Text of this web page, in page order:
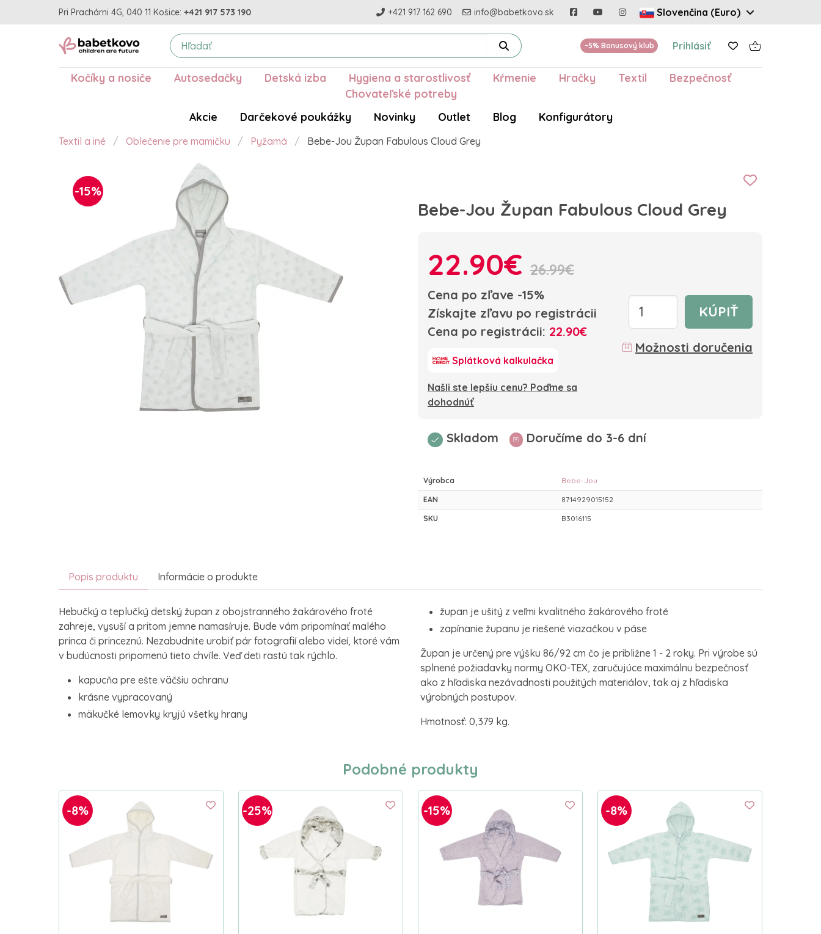
Pri Prachárni 4G, 040 11 Košice: +421 917 573 190 +421 917 162 690 info@babetkovo.sk Slovenčina (Euro)
-5% Bonusový klub Prihlásiť
Kočíky a nosiče Autosedačky Detská izba Hygiena a starostlivosť Kŕmenie Hračky Textil
Bezpečnosť
Chovateľské potreby
Akcie
Darčekové poukážky Novinky Outlet Blog Konfigurátory
Textil a iné Oblečenie pre mamičku Pyžamá Bebe-Jou Župan Fabulous Cloud Grey
-15%
Bebe-Jou Župan Fabulous Cloud Grey
22.90€ 26.99€
Cena po zľave -15%
Získajte zľavu po registrácii
Cena po registrácii: 22.90€
Splátková kalkulačka
Našli ste lepšiu cenu? Poďme sa
dohodnúť
KÚPIŤ
Možnosti doručenia
Skladom Doručíme do 3-6 dní
Výrobca Bebe-Jou
EAN 8714929015152
SKU B3016115
Popis produktu Informácie o produkte
Hebučký a teplučký detský župan z obojstranného žakárového froté
zahreje, vysuší a pritom jemne namasíruje. Bude vám pripomínať malého
princa či princeznú. Nezabudnite urobiť pár fotografií alebo videí, ktoré vám
v budúcnosti pripomenú tieto chvíle. Veď deti rastú tak rýchlo.
kapucňa pre ešte väčšiu ochranu
krásne vypracovaný
mäkučké lemovky kryjú všetky hrany
župan je ušitý z veľmi kvalitného žakárového froté
zapínanie županu je riešené viazačkou v páse
Župan je určený pre výšku 86/92 cm čo je približne 1 - 2 roky. Pri výrobe sú
splnené požiadavky normy OKO-TEX, zaručujúce maximálnu bezpečnosť
ako z hľadiska nezávadnosti použitých materiálov, tak aj z hľadiska
výrobných postupov.
Hmotnosť: 0,379 kg.
Podobné produkty
-8% -25% -15% -8%